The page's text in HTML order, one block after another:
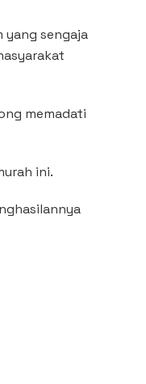
yang sengaja
memadati
ini.